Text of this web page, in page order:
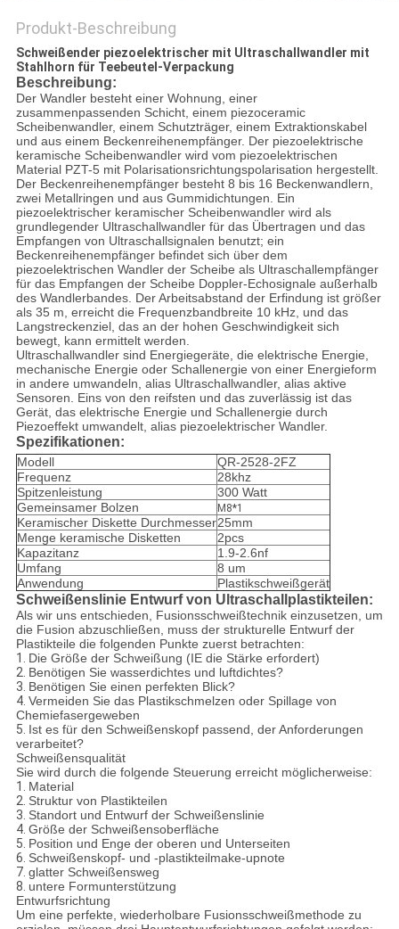
Produkt-Beschreibung
Schweißender piezoelektrischer mit Ultraschallwandler mit
Stahlhorn für Teebeutel-Verpackung
Beschreibung:
Der Wandler besteht einer Wohnung, einer
zusammenpassenden Schicht, einem piezoceramic
Scheibenwandler, einem Schutzträger, einem Extraktionskabel
und aus einem Beckenreihenempfänger. Der piezoelektrische
keramische Scheibenwandler wird vom piezoelektrischen
Material PZT-5 mit Polarisationsrichtungspolarisation hergestellt.
Der Beckenreihenempfänger besteht 8 bis 16 Beckenwandlern,
zwei Metallringen und aus Gummidichtungen. Ein
piezoelektrischer keramischer Scheibenwandler wird als
grundlegender Ultraschallwandler für das Übertragen und das
Empfangen von Ultraschallsignalen benutzt; ein
Beckenreihenempfänger befindet sich über dem
piezoelektrischen Wandler der Scheibe als Ultraschallempfänger
für das Empfangen der Scheibe Doppler-Echosignale außerhalb
des Wandlerbandes. Der Arbeitsabstand der Erfindung ist größer
als 35 m, erreicht die Frequenzbandbreite 10 kHz, und das
Langstreckenziel, das an der hohen Geschwindigkeit sich
bewegt, kann ermittelt werden.
Ultraschallwandler sind Energiegeräte, die elektrische Energie,
mechanische Energie oder Schallenergie von einer Energieform
in andere umwandeln, alias Ultraschallwandler, alias aktive
Sensoren. Eins von den reifsten und das zuverlässig ist das
Gerät, das elektrische Energie und Schallenergie durch
Piezoeffekt umwandelt, alias piezoelektrischer Wandler.
Spezifikationen:
Modell
QR-2528-2FZ
Frequenz
28khz
Spitzenleistung
300 Watt
Gemeinsamer Bolzen
M8*1
Keramischer Diskette Durchmesser25mm
Menge keramische Disketten
2pcs
Kapazitanz
1.9-2.6nf
Umfang
8 um
Anwendung
Plastikschweißgerät
Schweißenslinie Entwurf von Ultraschallplastikteilen:
Als wir uns entschieden, Fusionsschweißtechnik einzusetzen, um
die Fusion abzuschließen, muss der strukturelle Entwurf der
Plastikteile die folgenden Punkte zuerst betrachten:
1. Die Größe der Schweißung (IE die Stärke erfordert)
2. Benötigen Sie wasserdichtes und luftdichtes?
3. Benötigen Sie einen perfekten Blick?
4. Vermeiden Sie das Plastikschmelzen oder Spillage von
Chemiefasergeweben
5. Ist es für den Schweißenskopf passend, der Anforderungen
verarbeitet?
Schweißensqualität
Sie wird durch die folgende Steuerung erreicht möglicherweise:
1. Material
2. Struktur von Plastikteilen
3. Standort und Entwurf der Schweißenslinie
4. Größe der Schweißensoberfläche
5. Position und Enge der oberen und Unterseiten
6. Schweißenskopf- und -plastikteilmake-upnote
7. glatter Schweißensweg
8. untere Formunterstützung
Entwurfsrichtung
Um eine perfekte, wiederholbare Fusionsschweißmethode zu